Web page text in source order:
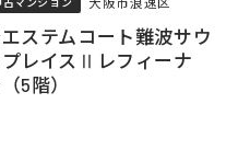
ステムコート難波サウ
プレイスⅡレフィーナ
5階）